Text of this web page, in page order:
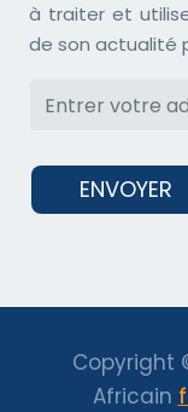
à traiter et
de son actualité
ENVOYER
Copyright
Africain